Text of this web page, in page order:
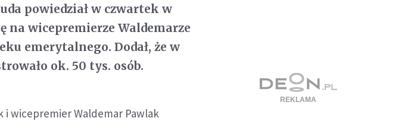
powiedział w czwartek w
na wicepremierze Waldemarze
emerytalnego. Dodał, że w
ok. 50 tys. osób.
i wicepremier Waldemar Pawlak